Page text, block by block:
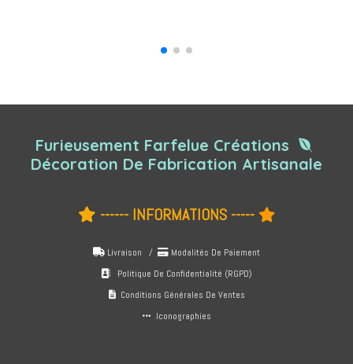
Furieusement Farfelue Créations 
Décoration De Fabrication Artisanale
 ------ INFORMATIONS ----- 
 Livraison /  Modalités De Paiement
 Politique De Confidentialité (RGPD)
Conditions Générales De Ventes
 Iconographies